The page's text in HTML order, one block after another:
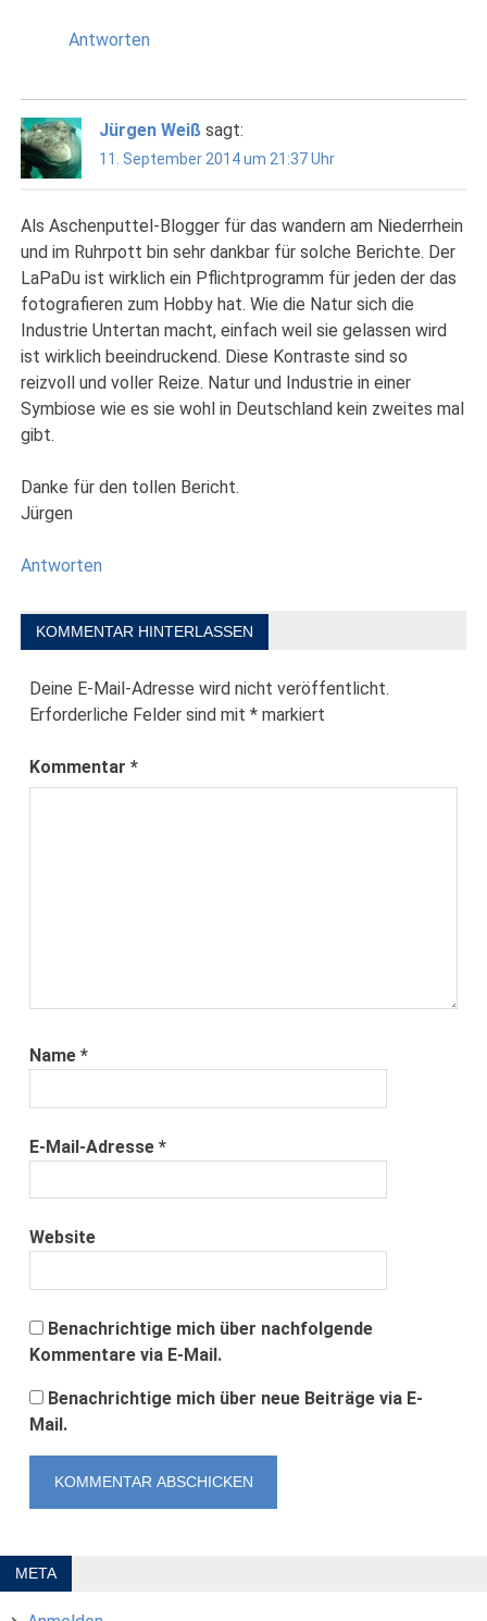
Antworten
Jürgen Weiß sagt:
11. September 2014 um 21:37 Uhr
Als Aschenputtel-Blogger für das wandern am Niederrhein
und im Ruhrpott bin sehr dankbar für solche Berichte. Der
LaPaDu ist wirklich ein Pflichtprogramm für jeden der das
fotografieren zum Hobby hat. Wie die Natur sich die
Industrie Untertan macht, einfach weil sie gelassen wird
ist wirklich beeindruckend. Diese Kontraste sind so
reizvoll und voller Reize. Natur und Industrie in einer
Symbiose wie es sie wohl in Deutschland kein zweites mal
gibt.
Danke für den tollen Bericht.
Jürgen
Antworten
KOMMENTAR HINTERLASSEN
Deine E-Mail-Adresse wird nicht veröffentlicht.
Erforderliche Felder sind mit* markiert
Kommentar*
Name*
E-Mail-Adresse*
Website
Benachrichtige mich über nachfolgende
Kommentare via E-Mail.
Benachrichtige mich über neue Beiträge via E-
Mail.
META